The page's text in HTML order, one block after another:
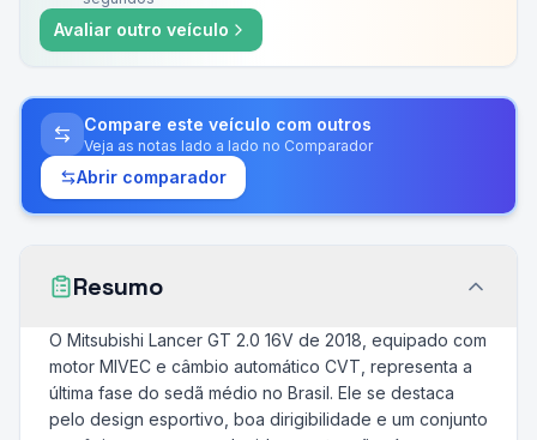
Avaliar outro veículo
Compare este veículo com outros
Veja as notas lado a lado no Comparador
Abrir comparador
Resumo
O Mitsubishi Lancer GT 2.0 16V de 2018, equipado com
motor MIVEC e câmbio automático CVT, representa a
última fase do sedã médio no Brasil. Ele se destaca
pelo design esportivo, boa dirigibilidade e um conjunto